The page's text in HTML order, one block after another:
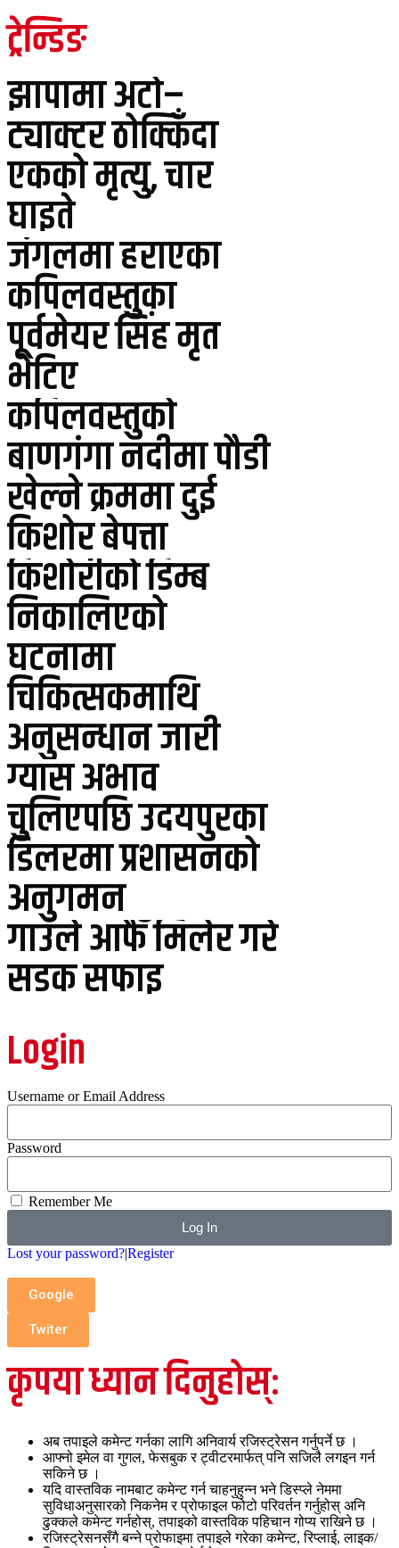
ट्रेन्डिङ
झापामा अटो–
ट्याक्टर ठोक्किँदा
एकको मृत्यु, चार
घाइते
जंगलमा हराएका
कपिलवस्तुका
पूर्वमेयर सिंह मृत
भेटिए
कपिलवस्तुको
बाणगंगा नदीमा पौडी
खेल्ने क्रममा दुई
किशोर बेपत्ता
किशोरीको डिम्ब
निकालिएको
घटनामा
चिकित्सकमाथि
अनुसन्धान जारी
ग्यास अभाव
चुलिएपछि उदयपुरका
डिलरमा प्रशासनको
अनुगमन
गाउँले आफैँ मिलेर गरे
सडक सफाइ
Login
Username or Email Address
Password
Remember Me
Log In
Lost your password?|Register
Google
Twiter
कृपया ध्यान दिनुहोस्:
अब तपाइले कमेन्ट गर्नका लागि अनिवार्य रजिस्ट्रेसन गर्नुपर्ने छ ।
आफ्नो इमेल वा गुगल, फेसबुक र ट्वीटरमार्फत् पनि सजिलै लगइन गर्न
सकिने छ ।
यदि वास्तविक नामबाट कमेन्ट गर्न चाहनुहुन्न भने डिस्प्ले नेममा
सुविधाअनुसारको निकनेम र प्रोफाइल फोटो परिवर्तन गर्नुहोस् अनि
ढुक्कले कमेन्ट गर्नहोस्, तपाइको वास्तविक पहिचान गोप्य राखिने छ ।
रजिस्ट्रेसनसँगै बन्ने प्रोफाइमा तपाइले गरेका कमेन्ट, रिप्लाई, लाइक/